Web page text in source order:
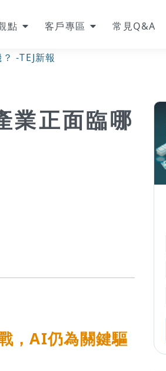
點 客戶專區 常見Q&A
-TEJ新報
業正面臨哪
，AI仍為關鍵驅